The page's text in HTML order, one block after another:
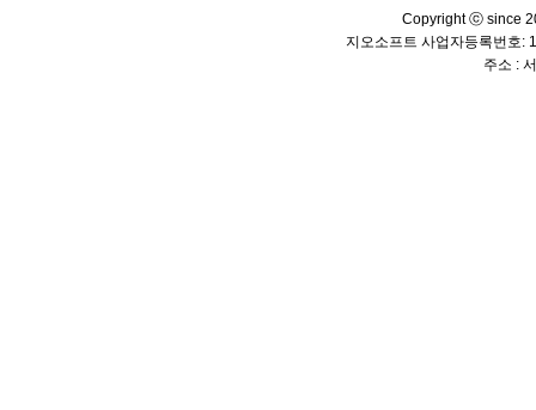
Copyright ⓒ since
지오소프트 사업자등록번호:
주소 :